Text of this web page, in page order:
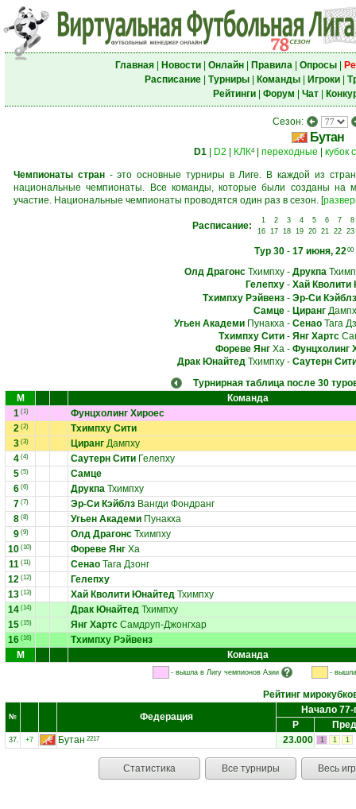
Главная| Новости| Онлайн| Правила| Опросы|
Расписание| Турниры| Команды| Игроки|
Рейтинги| Форум Чат|
Сезон:
Бутан
D1 D2 КЛК4| переходные кубок
Чемпионаты стран- это основные турниры в Лиге. В каждой из
национальные чемпионаты. Все команды, которые были созданы на
участие. Национальные чемпионаты проводятся один раз в сезон. [
Расписание: 1 2 3 4 5 6 7
8
16
17 18 19 20 21 22 23
Тур 30- 17 июня, 2200
Олд ДрагонсТхимпху- Друкпа
Гелепху- Хай Кволити
Тхимпху Рэйвенз- Эр-Си Кэйблз
Самце- Циранг
Угьен АкадемиПунакха- СенаоТага
Тхимпху Сити- Янг Хартс
Фореве ЯнгХа- Фунцхолинг
Драк ЮнайтедТхимпху- Саутерн
Турнирная таблица после 30
М
Команда
1 (1)
Фунцхолинг Хироес
2 (2)
Тхимпху Сити
3 (3) Циранг Дампху
4 (4) Саутерн Сити Гелепху
5 (5)
Самце
6 (6) Друкпа Тхимпху
7 (7) Эр-Си Кэйблз Вангди Фондранг
8 (8) Угьен Академи Пунакха
9 (9) Олд Драгонс Тхимпху
10 (10) Фореве Янг Ха
11 (11) Сенао Тага Дзонг
12 (12)
Гелепху
13 (13) Хай Кволити Юнайтед Тхимпху
14 (14) Драк Юнайтед Тхимпху
15 (15) Янг Хартс Самдруп-Джонгхар
16 (16)
Тхимпху Рэйвенз
М
Команда
- вышла в Лигу чемпионов Азии - вышла
Рейтинг
№ Федерация
Начало 77-
Р
37. +7 Бутан 2217 23.000 1 1 1
Статистика Все турниры Весь